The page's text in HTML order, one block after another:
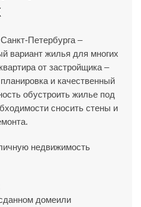
Петербурга –
вариант жилья для многих
от застройщика –
и качественный
обустроить жилье под
сносить стены и
недвижимость
домеили